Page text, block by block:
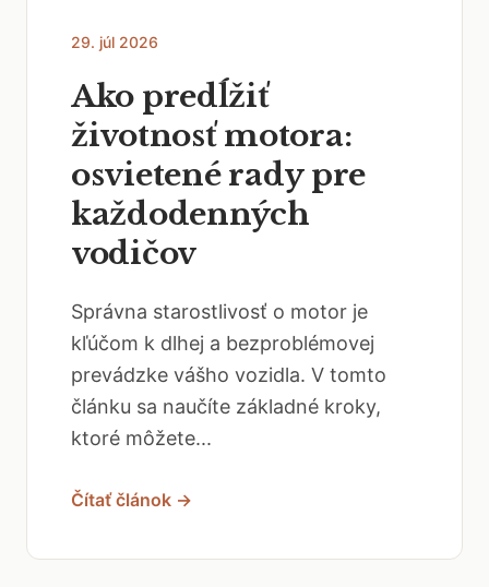
29. júl 2026
Ako predĺžiť
životnosť motora:
osvietené rady pre
každodenných
vodičov
Správna starostlivosť o motor je
kľúčom k dlhej a bezproblémovej
prevádzke vášho vozidla. V tomto
článku sa naučíte základné kroky,
ktoré môžete...
Čítať článok →